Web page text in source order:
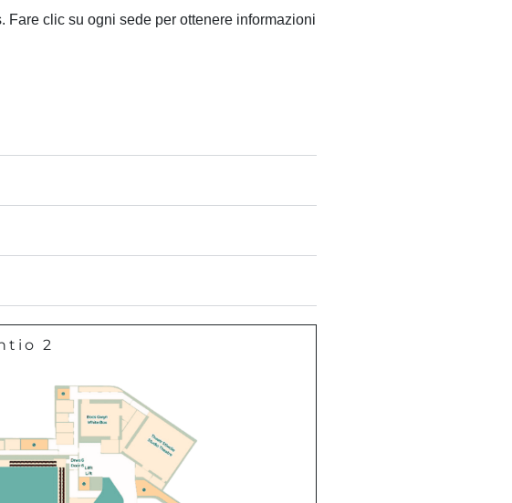
clic su ogni sede per ottenere informazioni
2